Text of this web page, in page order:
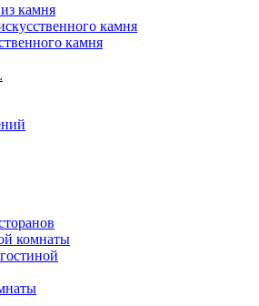
камня
камня
камня
комнаты